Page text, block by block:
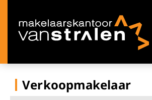
Verkoopmakelaar